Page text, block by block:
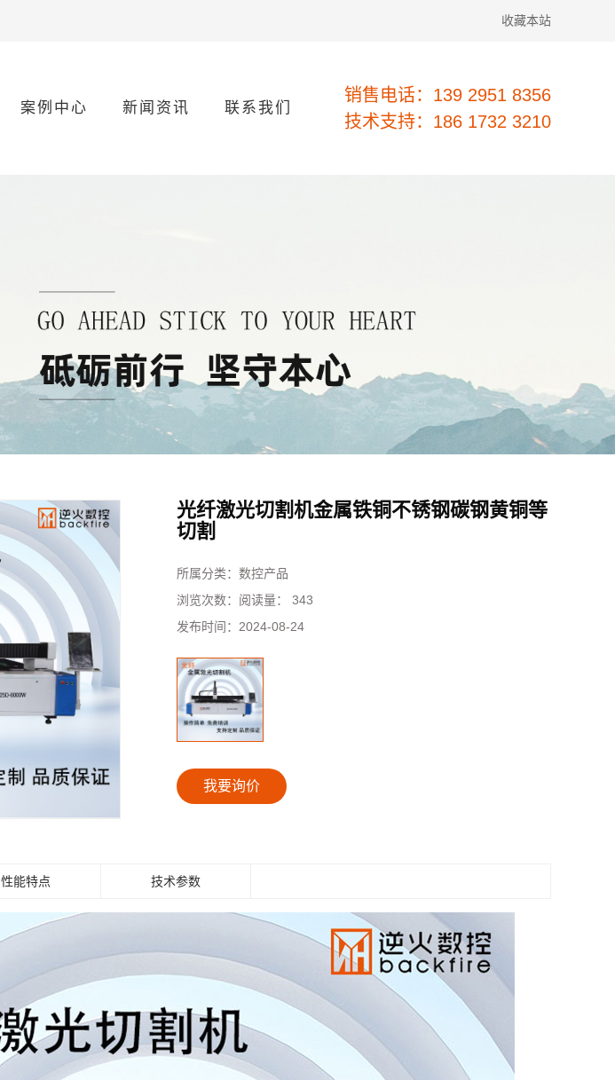
收藏本站
案例中心
钢铁行业
电子行业
新闻资讯 联系我们
销售电话：139 2951 8356
技术支持：186 1732 3210
光纤激光切割机金属铁铜不锈钢碳钢黄铜等
切割
所属分类： 数控产品
浏览次数： 阅读量： 343
发布时间： 2024-08-24
我要询价
性能特点 技术参数